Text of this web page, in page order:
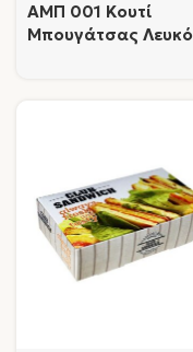
AMΠ 001 Κουτί
Μπουγάτσας Λευκό